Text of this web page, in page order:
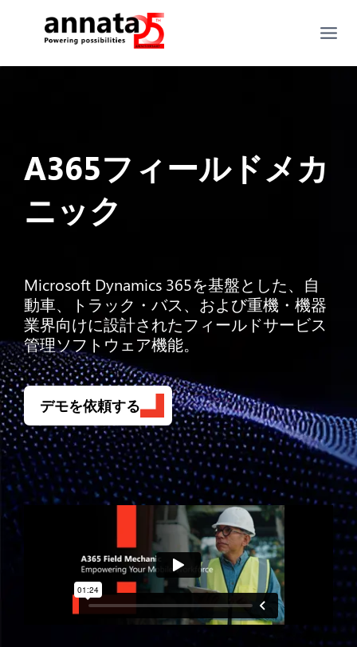
A365フィールドメカ
ニック
Microsoft Dynamics 365を基盤とした、自
動車、トラック・バス、および重機・機器
業界向けに設計されたフィールドサービス
管理ソフトウェア機能。
デモを依頼する